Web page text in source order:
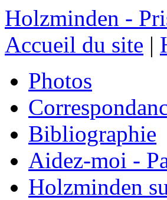
Holzminden -
Accueil du site |
Photos
Bibliographie
Aidez-moi -
Holzminden